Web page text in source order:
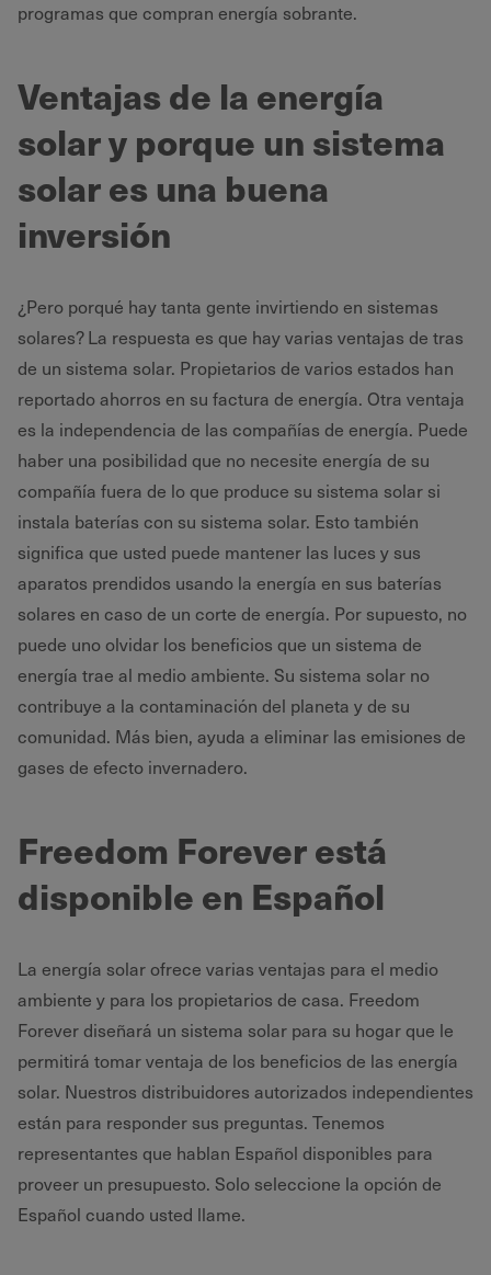
programas que compran energía sobrante.
Ventajas de la energía
solar y porque un sistema
solar es una buena
inversión
¿Pero porqué hay tanta gente invirtiendo en sistemas
solares? La respuesta es que hay varias ventajas de tras
de un sistema solar. Propietarios de varios estados han
reportado ahorros en su factura de energía. Otra ventaja
es la independencia de las compañías de energía. Puede
haber una posibilidad que no necesite energía de su
compañía fuera de lo que produce su sistema solar si
instala baterías con su sistema solar. Esto también
significa que usted puede mantener las luces y sus
aparatos prendidos usando la energía en sus baterías
solares en caso de un corte de energía. Por supuesto, no
puede uno olvidar los beneficios que un sistema de
energía trae al medio ambiente. Su sistema solar no
contribuye a la contaminación del planeta y de su
comunidad. Más bien, ayuda a eliminar las emisiones de
gases de efecto invernadero.
Freedom Forever está
disponible en Español
La energía solar ofrece varias ventajas para el medio
ambiente y para los propietarios de casa. Freedom
Forever diseñará un sistema solar para su hogar que le
permitirá tomar ventaja de los beneficios de las energía
solar. Nuestros distribuidores autorizados independientes
están para responder sus preguntas. Tenemos
representantes que hablan Español disponibles para
proveer un presupuesto. Solo seleccione la opción de
Español cuando usted llame.